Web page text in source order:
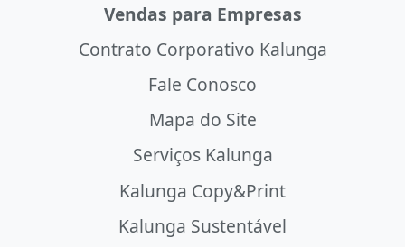
Vendas para Empresas
Contrato Corporativo Kalunga
Fale Conosco
Mapa do Site
Serviços Kalunga
Kalunga Copy&Print
Kalunga Sustentável